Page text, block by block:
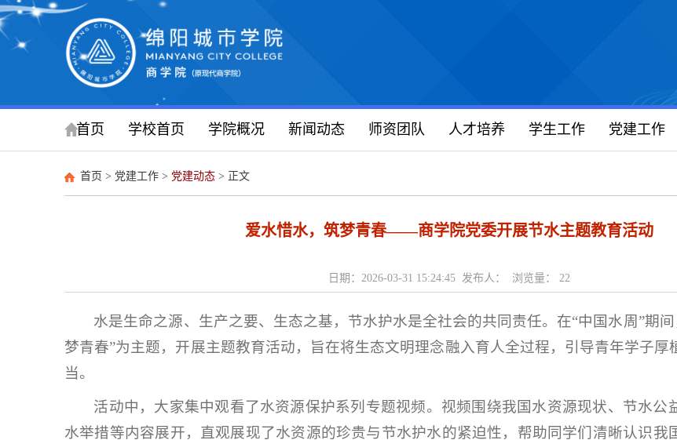
首页 学校首页 学院概况 新闻动态 师资团队 人才培养 学生工作 党建工作
首页 > 党建工作 > 党建动态 > 正文
爱水惜水，筑梦青春——商学院党委开展节水主题教育活动
日期：2026-03-31 15:24:45 发布人： 浏览量： 22
水是生命之源、生产之要、生态之基，节水护水是全社会的共同责任。在“中国水周”期
梦青春”为主题，开展主题教育活动，旨在将生态文明理念融入育人全过程，引导青年学子厚
当。
活动中，大家集中观看了水资源保护系列专题视频。视频围绕我国水资源现状、节水公
水举措等内容展开，直观展现了水资源的珍贵与节水护水的紧迫性，帮助同学们清晰认识我